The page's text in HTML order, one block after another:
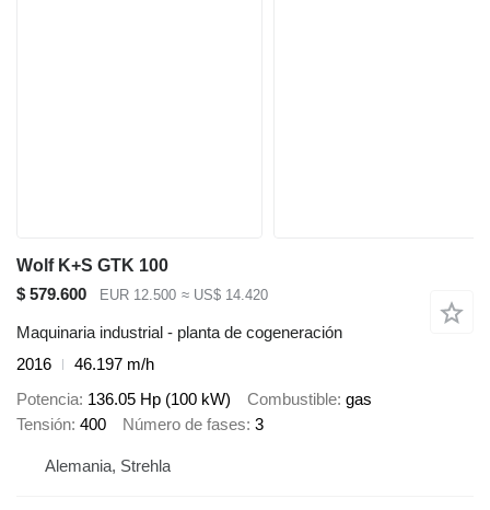
Wolf K+S GTK 100
$ 579.600
EUR 12.500 ≈ US$ 14.420
Maquinaria industrial - planta de cogeneración
2016
46.197 m/h
Potencia 136.05 Hp (100 kW) Combustible gas
Tensión 400 Número de fases 3
Alemania, Strehla